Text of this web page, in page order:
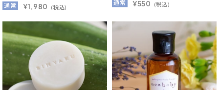
通常 ¥1,980 (税込)
通常 ¥550 (税込)